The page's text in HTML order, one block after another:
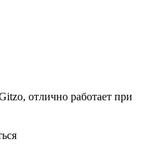
отлично работает при